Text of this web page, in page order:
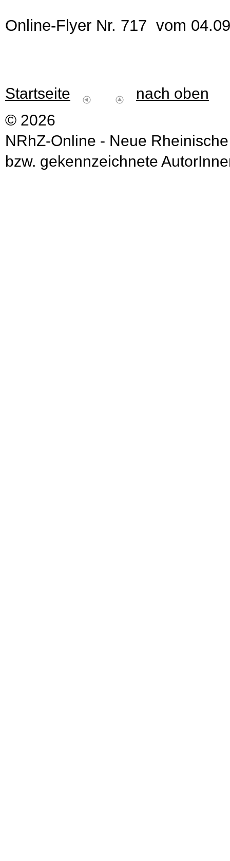
Online-Flyer Nr. 717 vom
Startseite
nach oben
© 2026
NRhZ-Online - Neue
bzw. gekennzeichnete